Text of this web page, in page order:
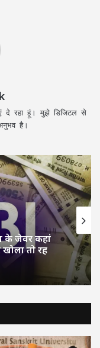
दे रहा हूं। मुझे डिजिटल से
है।
के जेवर कहां
तो रह
तेज: 18
मॉक ड्रिल